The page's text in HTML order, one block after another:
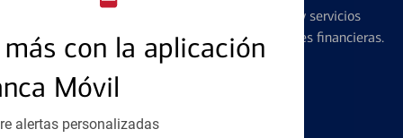
con la aplicación
Móvil
alertas personalizadas
Ofrecemos una amplia gama de productos y servicios
diseñados para ayudar con todas sus necesidades financieras.